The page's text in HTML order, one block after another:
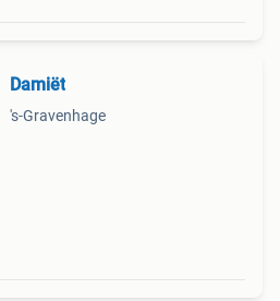
Damiët
's-Gravenhage